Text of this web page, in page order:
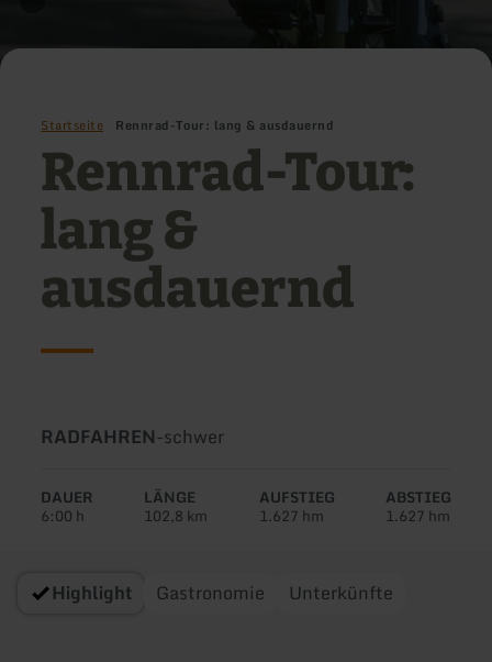
Startseite Rennrad-Tour: lang & ausdauernd
Rennrad-Tour:
lang &
ausdauernd
Art
Tour:
RADFAHREN-Schwierigkeit:
schwer
DAUER
6:00 h
LÄNGE
102,8 km
AUFSTIEG
1.627 hm
ABSTIEG
1.627 hm
Highlight Gastronomie Unterkünfte